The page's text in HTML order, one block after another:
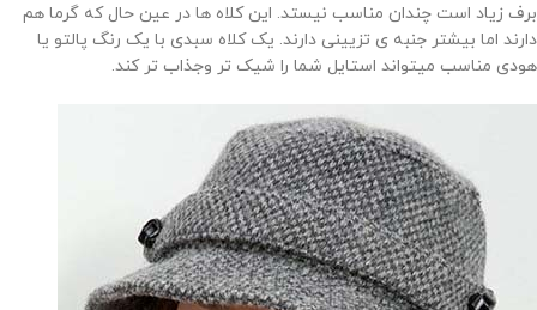
برف زیاد است چندان مناسب نیستد. این کلاه ها در عین حال که گرما هم
دارند اما بیشتر جنبه ی تزیینی دارند. یک کلاه سبدی با یک رنگ پالتو یا
هودی مناسب میتواند استایل شما را شیک تر وجذاب تر کند.